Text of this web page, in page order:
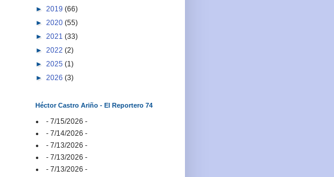
► 2019 (66)
► 2020 (55)
► 2021 (33)
► 2022 (2)
► 2025 (1)
► 2026 (3)
Héctor Castro Ariño - El Reportero 74
- 7/15/2026 -
- 7/14/2026 -
- 7/13/2026 -
- 7/13/2026 -
- 7/13/2026 -